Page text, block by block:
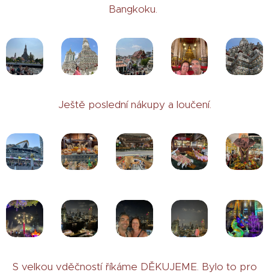
Bangkoku.
Ještě poslední nákupy a loučení.
S velkou vděčností říkáme DĚKUJEME. Bylo to pro